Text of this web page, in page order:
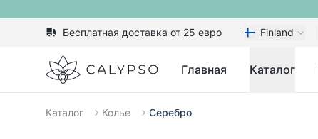
Бесплатная доставка от 25 евро Finland
Calypso Главная Каталог
Каталог Колье Серебро